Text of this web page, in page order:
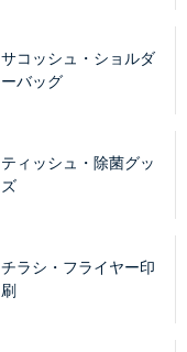
サコッシュ・ショルダ
ーバッグ
ティッシュ・除菌グッ
ズ
チラシ・フライヤー印
刷